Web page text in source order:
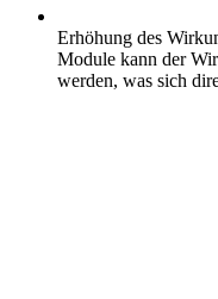
Erhöhung des
Module kann der
werden, was sich